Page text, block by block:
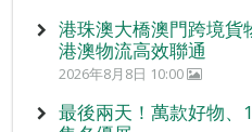
港珠澳大橋澳門跨境貨
港澳物流高效聯通
2026年8月8日 10:00
最後兩天！萬款好物、